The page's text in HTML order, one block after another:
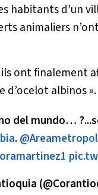
habitants
animaliers
ont finalement
d’ocelot albinos ».
del mundo…
.@Areametropol